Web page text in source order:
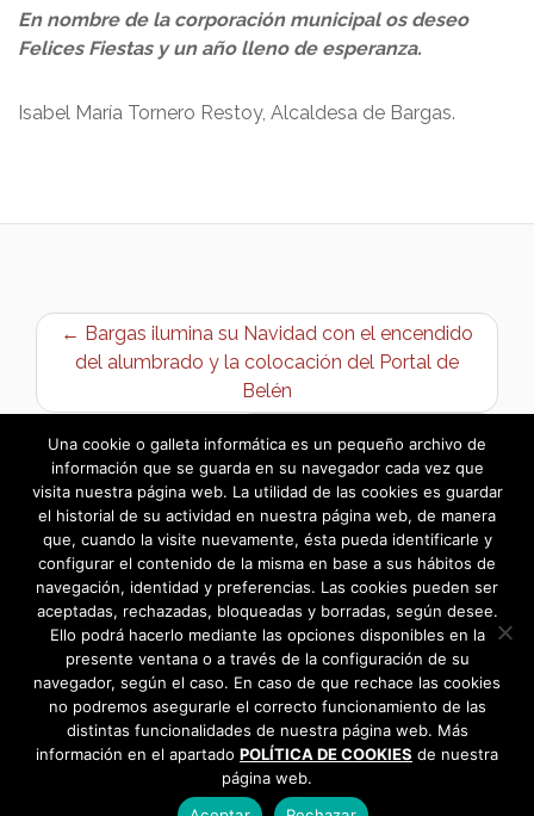
En nombre de la corporación municipal os deseo
Felices Fiestas y un año lleno de esperanza.
Isabel María Tornero Restoy, Alcaldesa de Bargas.
← Bargas ilumina su Navidad con el encendido
del alumbrado y la colocación del Portal de
Belén
Festival Navideño 2019 →
Una cookie o galleta informática es un pequeño archivo de
información que se guarda en su navegador cada vez que
visita nuestra página web. La utilidad de las cookies es guardar
el historial de su actividad en nuestra página web, de manera
que, cuando la visite nuevamente, ésta pueda identificarle y
configurar el contenido de la misma en base a sus hábitos de
navegación, identidad y preferencias. Las cookies pueden ser
aceptadas, rechazadas, bloqueadas y borradas, según desee.
Ello podrá hacerlo mediante las opciones disponibles en la
presente ventana o a través de la configuración de su
navegador, según el caso. En caso de que rechace las cookies
no podremos asegurarle el correcto funcionamiento de las
distintas funcionalidades de nuestra página web. Más
información en el apartado POLÍTICA DE COOKIES de nuestra
página web.